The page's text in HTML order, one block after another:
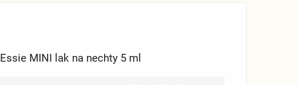
Essie MINI lak na nechty 5 ml